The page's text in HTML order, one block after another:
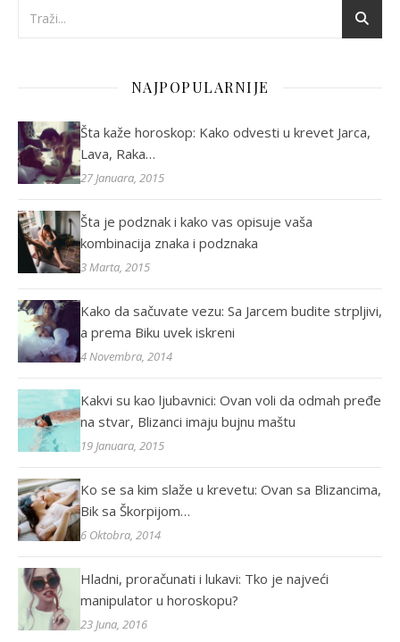
NAJPOPULARNIJE
Šta kaže horoskop: Kako odvesti u krevet Jarca,
Lava, Raka…
27 Januara, 2015
Šta je podznak i kako vas opisuje vaša
kombinacija znaka i podznaka
3 Marta, 2015
Kako da sačuvate vezu: Sa Jarcem budite strpljivi,
a prema Biku uvek iskreni
4 Novembra, 2014
Kakvi su kao ljubavnici: Ovan voli da odmah pređe
na stvar, Blizanci imaju bujnu maštu
19 Januara, 2015
Ko se sa kim slaže u krevetu: Ovan sa Blizancima,
Bik sa Škorpijom…
6 Oktobra, 2014
Hladni, proračunati i lukavi: Tko je najveći
manipulator u horoskopu?
23 Juna, 2016